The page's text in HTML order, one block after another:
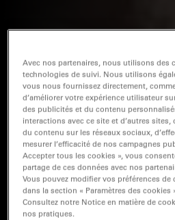
Avec nos partenaires, nous utilisons des
technologies de suivi. Nous utilisons
vous nous fournissez directement,
d’améliorer votre expérience utilisateur
des publicités et du contenu
interactions avec ce site et d’autres
du contenu sur les réseaux sociaux,
mesurer l’efficacité de nos campagnes
Accepter tous les cookies », vous
partage de ces données avec nos
Vous pouvez modifier vos préférences
dans la section « Paramètres des cookies
Consultez notre Notice en matière de
nos pratiques.